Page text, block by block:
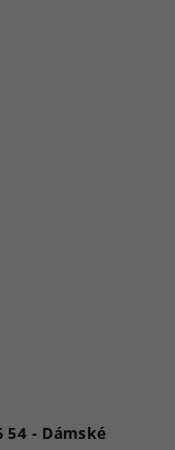
Comma sluneční brýle 77218 06 54 - Dámské